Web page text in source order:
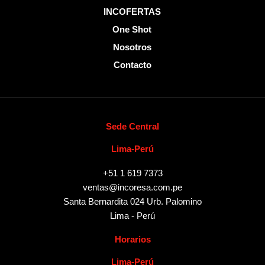
INCOFERTAS
One Shot
Nosotros
Contacto
Sede Central
Lima-Perú
+51 1 619 7373
ventas@incoresa.com.pe
Santa Bernardita 024 Urb. Palomino
Lima - Perú
Horarios
Lima-Perú